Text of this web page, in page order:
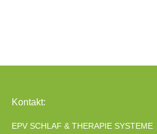
Kontakt:
EPV SCHLAF & THERAPIE SYSTEME